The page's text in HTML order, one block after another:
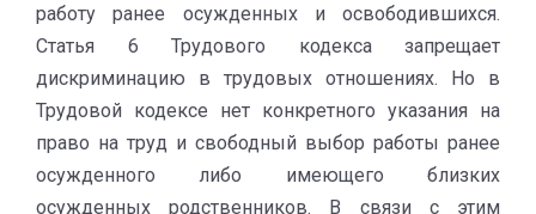
работу ранее осужденных и освободившихся.
Статья 6 Трудового кодекса запрещает
дискриминацию в трудовых отношениях. Но в
Трудовой кодексе нет конкретного указания на
право на труд и свободный выбор работы ранее
осужденного либо имеющего близких
осужденных родственников. В связи с этим